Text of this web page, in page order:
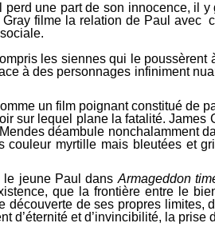
une part de son innocence, il
filme la relation de Paul avec
les siennes qui le
à des personnages infiniment
un film poignant constitué de
sur lequel plane la fatalité.
déambule nonchalamment
myrtille mais bleutées et
le jeune Paul dans Armageddon
que la frontière entre le
découverte de ses propres limites,
d’éternité et d’invincibilité, la